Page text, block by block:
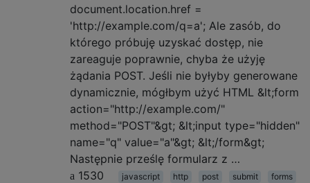
document.location.href =
'http://example.com/q=a'; Ale zasób, do
którego próbuję uzyskać dostęp, nie
zareaguje poprawnie, chyba że użyję
żądania POST. Jeśli nie byłyby generowane
dynamicznie, mógłbym użyć HTML &lt;form
action="http://example.com/"
method="POST"&gt; &lt;input type="hidden"
name="q" value="a"&gt; &lt;/form&gt;
Następnie prześlę formularz z …
1530
javascript http post submit forms